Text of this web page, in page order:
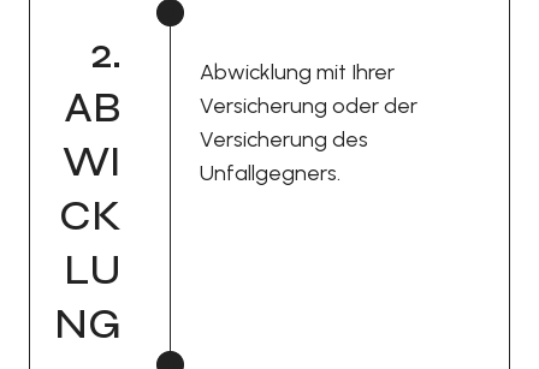
2.
AB
WI
CK
LU
NG
Abwicklung mit Ihrer
Versicherung oder der
Versicherung des
Unfallgegners.